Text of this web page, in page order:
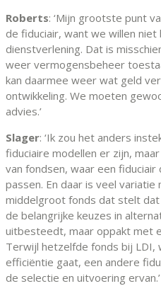
Roberts: ‘Mijn grootste punt
de fiduciair, want we willen
dienstverlening. Dat is
weer vermogensbeheer
kan daarmee weer wat geld
ontwikkeling. We moeten
advies.’
Slager: ‘Ik zou het anders
fiduciaire modellen er zijn,
van fondsen, waar een
passen. En daar is veel
middelgroot fonds dat stelt
de belangrijke keuzes in
uitbesteedt, maar oppakt met
Terwijl hetzelfde fonds bij LDI,
efficiëntie gaat, een andere
de selectie en uitvoering ervan.’